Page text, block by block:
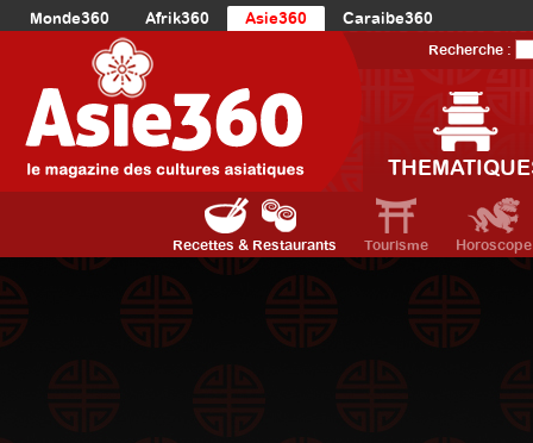
Monde360 Afrik360 Asie360
Caraibe360
Europe360
AmériqueDuNord360
Océanie360
Recherche :
Recettes & Restaurants Tourisme Horoscope